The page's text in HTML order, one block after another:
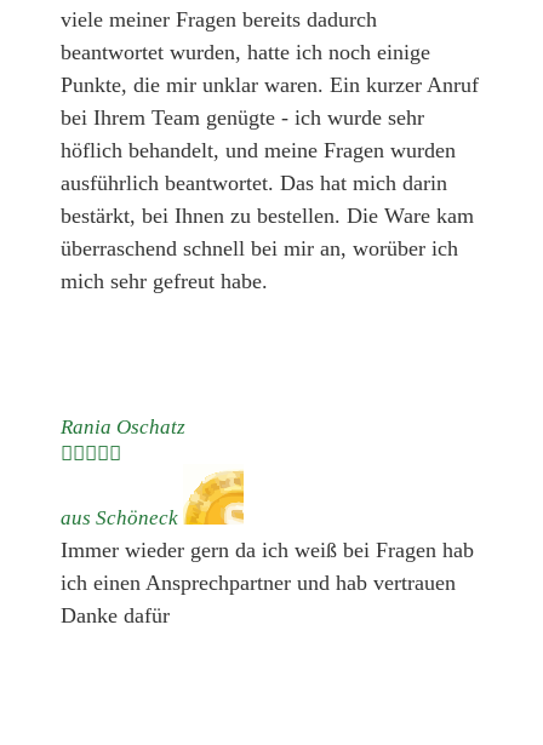
viele meiner Fragen bereits dadurch
beantwortet wurden, hatte ich noch einige
Punkte, die mir unklar waren. Ein kurzer Anruf
bei Ihrem Team genügte - ich wurde sehr
höflich behandelt, und meine Fragen wurden
ausführlich beantwortet. Das hat mich darin
bestärkt, bei Ihnen zu bestellen. Die Ware kam
überraschend schnell bei mir an, worüber ich
mich sehr gefreut habe.
Rania Oschatz

aus Schöneck
Immer wieder gern da ich weiß bei Fragen hab
ich einen Ansprechpartner und hab vertrauen
Danke dafür